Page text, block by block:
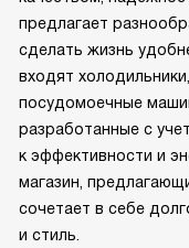
предлагает
сделать жизнь
входят
посудомоечные
разработанные с
к эффективности и
магазин,
сочетает в себе
и стиль.